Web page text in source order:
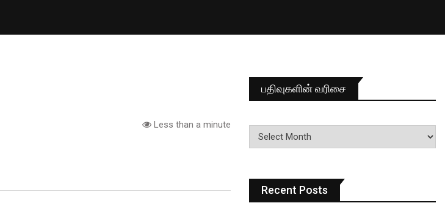
Less than a minute
பதிவுகளின் வரிசை
பதிவுகளின்
வரிசை
Recent Posts